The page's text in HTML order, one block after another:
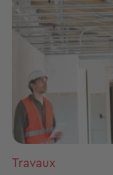
Travaux